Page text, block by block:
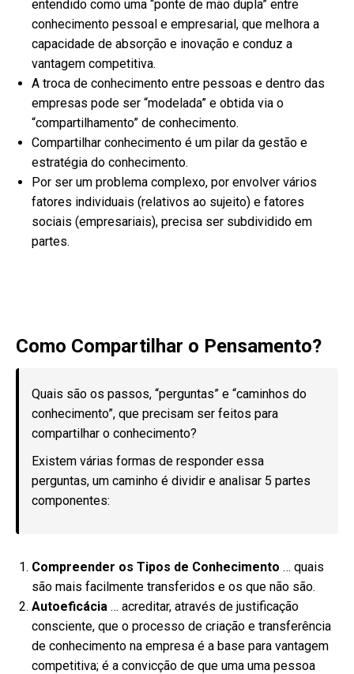
entendido como uma “ponte de mão dupla” entre
conhecimento pessoal e empresarial, que melhora a
capacidade de absorção e inovação e conduz a
vantagem competitiva.
A troca de conhecimento entre pessoas e dentro das
empresas pode ser “modelada” e obtida via o
“compartilhamento” de conhecimento.
Compartilhar conhecimento é um pilar da gestão e
estratégia do conhecimento.
Por ser um problema complexo, por envolver vários
fatores individuais (relativos ao sujeito) e fatores
sociais (empresariais), precisa ser subdividido em
partes.
Como Compartilhar o Pensamento?
Quais são os passos, “perguntas” e “caminhos do
conhecimento”, que precisam ser feitos para
compartilhar o conhecimento?
Existem várias formas de responder essa
perguntas, um caminho é dividir e analisar 5 partes
componentes:
Compreender os Tipos de Conhecimento … quais
são mais facilmente transferidos e os que não são.
Autoeficácia … acreditar, através de justificação
consciente, que o processo de criação e transferência
de conhecimento na empresa é a base para vantagem
competitiva; é a convicção de que uma uma pessoa